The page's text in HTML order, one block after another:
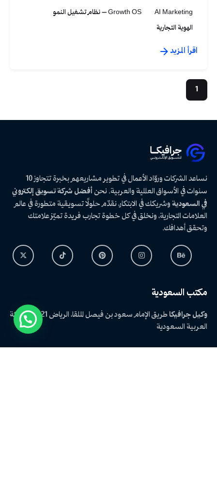
AI Marketing
Growth OS – نظام تشغيل النمو
الهوية التجارية
اقرأ المزيد
1
نساعد الشركات وروّاد الأعمال في تطوير مشاريعهم بخبرة تتجاوز 10
سنوات في الأسواق العالمية والعربية. نحنأفضل شركة تسويق إلكتروني
في السعودية وشريكك في الابتكار، نقدّم حلولًا تسويقية متطورة في عالم
العلامات التجارية، ونخلق في كل خطوة تجارب فريدة تميّز علامتك
وتحقق أهدافك.
مكتب السعودية
وكيل جرافيكاطريق الإمام سعود بن فيصلالملقا، الرياض 13521
المملكة
العربية السعودية